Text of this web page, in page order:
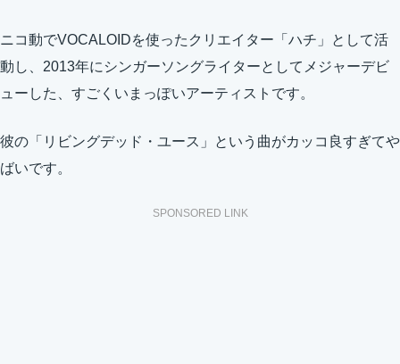
ニコ動でVOCALOIDを使ったクリエイター「ハチ」として活
動し、2013年にシンガーソングライターとしてメジャーデビ
ューした、すごくいまっぽいアーティストです。
彼の「リビングデッド・ユース」という曲がカッコ良すぎてや
ばいです。
SPONSORED LINK